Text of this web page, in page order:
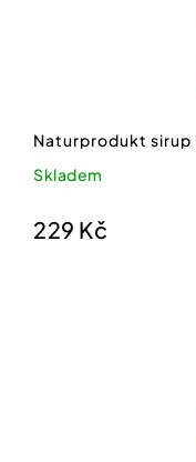
Naturprodukt sirup
Skladem
229 Kč